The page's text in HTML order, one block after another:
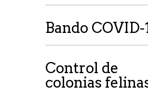
Bando COVID-
Control de
colonias